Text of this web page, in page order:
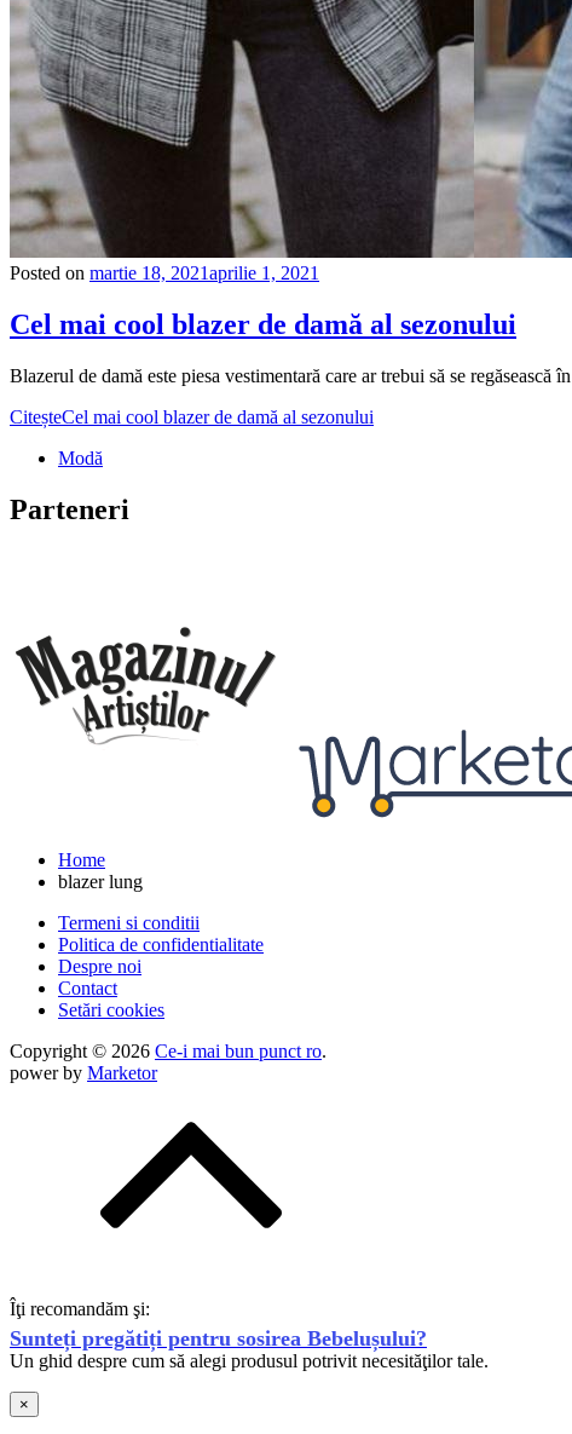
Posted on martie 18, 2021aprilie 1, 2021
Cel mai cool blazer de damă al sezonului
Blazerul de damă este piesa vestimentară care ar trebui să se regăsească
CiteșteCel mai cool blazer de damă al sezonului
Modă
Parteneri
Home
blazer lung
Termeni si conditii
Politica de confidentialitate
Despre noi
Contact
Setări cookies
Copyright © 2026 Ce-i mai bun punct ro.
power by Marketor
Îţi recomandăm şi:
Sunteți pregătiți pentru sosirea Bebelușului?
Un ghid despre cum să alegi produsul potrivit necesităţilor tale.
×